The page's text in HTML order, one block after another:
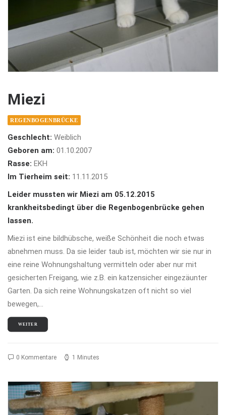
Miezi
REGENBOGENBRÜCKE
Geschlecht: Weiblich
Geboren am: 01.10.2007
Rasse: EKH
Im Tierheim seit: 11.11.2015
Leider mussten wir Miezi am 05.12.2015
krankheitsbedingt über die Regenbogenbrücke gehen
lassen.
Miezi ist eine bildhübsche, weiße Schönheit die noch etwas
abnehmen muss. Da sie leider taub ist, möchten wir sie nur in
eine reine Wohnungshaltung vermitteln oder aber nur mit
gesicherten Freigang, wie z.B. ein katzensicher eingezäunter
Garten. Da sich reine Wohnungskatzen oft nicht so viel
bewegen,…
WEITER
0 Kommentare 1 Minutes